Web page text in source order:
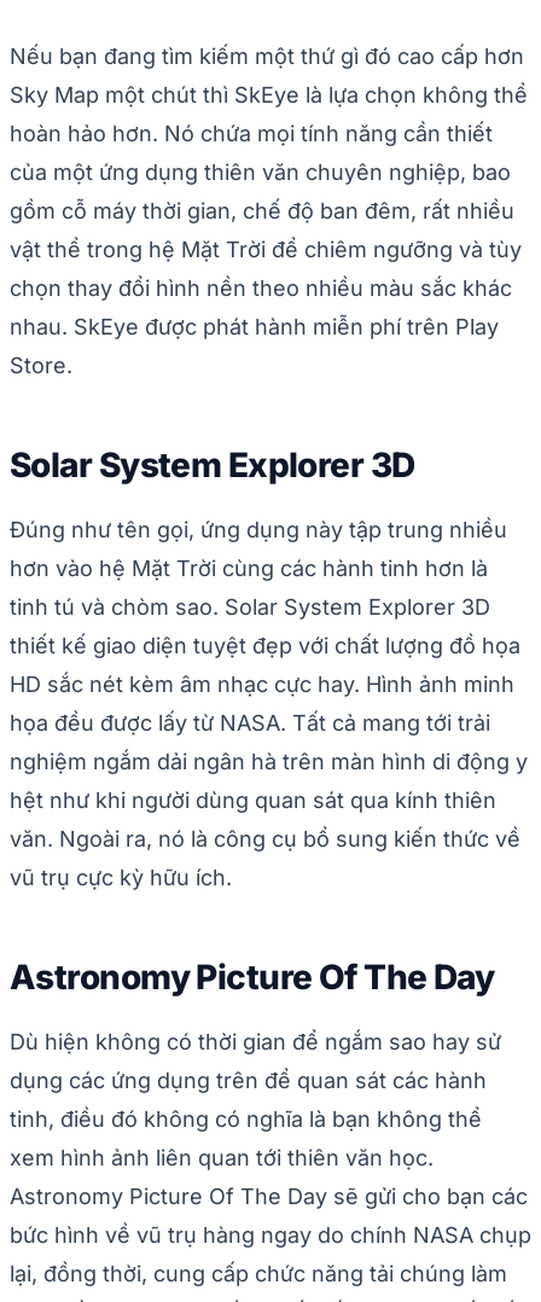
Nếu bạn đang tìm kiếm một thứ gì đó cao cấp hơn
Sky Map một chút thì SkEye là lựa chọn không thể
hoàn hảo hơn. Nó chứa mọi tính năng cần thiết
của một ứng dụng thiên văn chuyên nghiệp, bao
gồm cỗ máy thời gian, chế độ ban đêm, rất nhiều
vật thể trong hệ Mặt Trời để chiêm ngưỡng và tùy
chọn thay đổi hình nền theo nhiều màu sắc khác
nhau. SkEye được phát hành miễn phí trên Play
Store.
Solar System Explorer 3D
Đúng như tên gọi, ứng dụng này tập trung nhiều
hơn vào hệ Mặt Trời cùng các hành tinh hơn là
tinh tú và chòm sao. Solar System Explorer 3D
thiết kế giao diện tuyệt đẹp với chất lượng đồ họa
HD sắc nét kèm âm nhạc cực hay. Hình ảnh minh
họa đều được lấy từ NASA. Tất cả mang tới trải
nghiệm ngắm dải ngân hà trên màn hình di động y
hệt như khi người dùng quan sát qua kính thiên
văn. Ngoài ra, nó là công cụ bổ sung kiến thức về
vũ trụ cực kỳ hữu ích.
Astronomy Picture Of The Day
Dù hiện không có thời gian để ngắm sao hay sử
dụng các ứng dụng trên để quan sát các hành
tinh, điều đó không có nghĩa là bạn không thể
xem hình ảnh liên quan tới thiên văn học.
Astronomy Picture Of The Day sẽ gửi cho bạn các
bức hình về vũ trụ hàng ngay do chính NASA chụp
lại, đồng thời, cung cấp chức năng tải chúng làm